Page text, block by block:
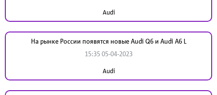
Audi
На рынке России появятся новые Audi Q6 и Audi A6 L
15:35 05-04-2023
Audi